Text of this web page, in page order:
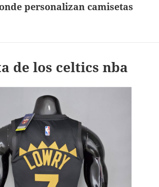
personalizan camisetas
de los celtics nba